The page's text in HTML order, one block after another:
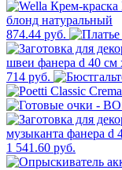
874.44 руб.
714 руб.
1 541.60 руб.